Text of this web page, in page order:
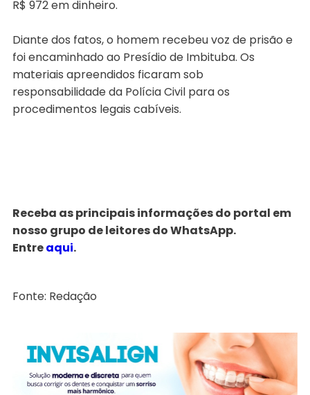
R$ 972 em dinheiro.
Diante dos fatos, o homem recebeu voz de prisão e
foi encaminhado ao Presídio de Imbituba. Os
materiais apreendidos ficaram sob
responsabilidade da Polícia Civil para os
procedimentos legais cabíveis.
Receba as principais informações do portal em
nosso grupo de leitores do WhatsApp.
Entreaqui.
Fonte: Redação